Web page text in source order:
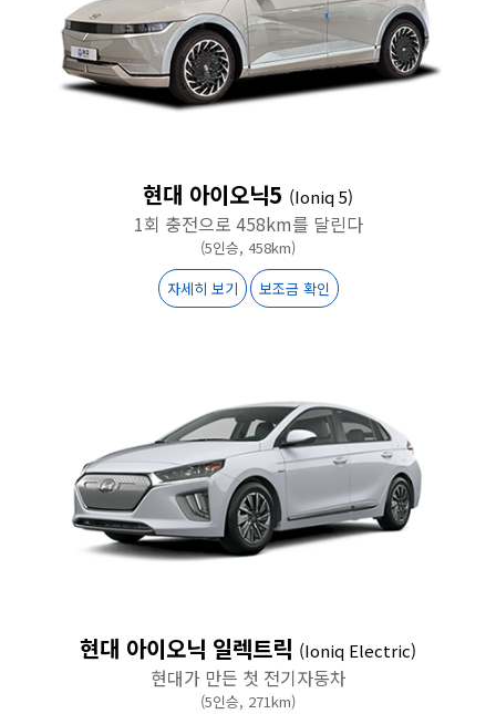
현대 아이오닉5 (Ioniq 5)
1회 충전으로 458km를 달린다
(5인승, 458km)
자세히 보기
보조금 확인
현대 아이오닉 일렉트릭 (Ioniq Electric)
현대가 만든 첫 전기자동차
(5인승, 271km)